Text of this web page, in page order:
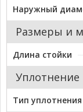
Наружный
Размеры и
Длина стойки
Уплотнение
Тип уплотнения